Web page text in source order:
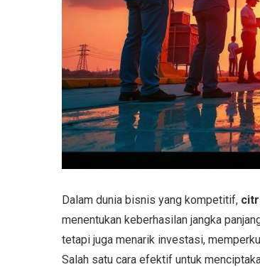
Dalam dunia bisnis yang kompetitif,
menentukan keberhasilan jangka
tetapi juga menarik investasi,
Salah satu cara efektif untuk